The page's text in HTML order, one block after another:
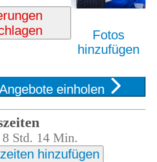
Fotos
hinzufügen
einholen
Std. 14 Min.
hinzufügen